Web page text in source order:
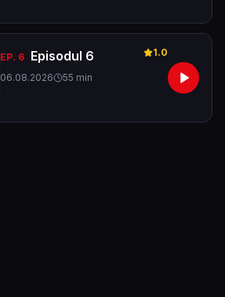
EP. 6 Episodul 6 1.0
06.08.2026 55 min